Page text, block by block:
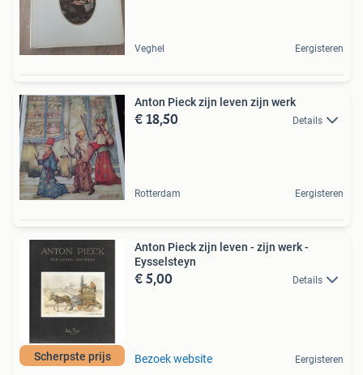
Veghel Eergisteren
Anton Pieck zijn leven zijn werk
€ 18,50 Details
Rotterdam Eergisteren
Scherpste prijs
Anton Pieck zijn leven - zijn werk -
Eysselsteyn
€ 5,00 Details
Bezoek website Eergisteren